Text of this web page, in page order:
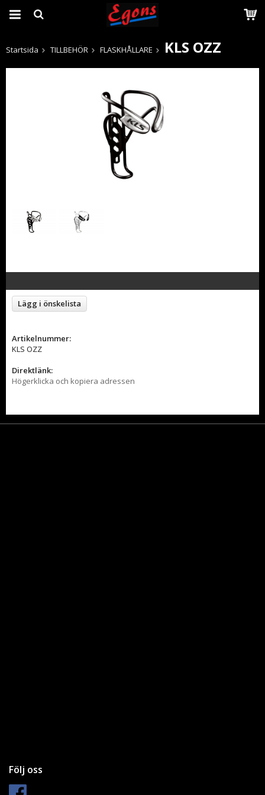
Produkten har blivit tillagd i varukorgen
Startsida TILLBEHÖR FLASKHÅLLARE KLS OZZ
Lägg i önskelista
Artikelnummer:
KLS OZZ
Direktlänk:
Högerklicka och kopiera adressen
Följ oss